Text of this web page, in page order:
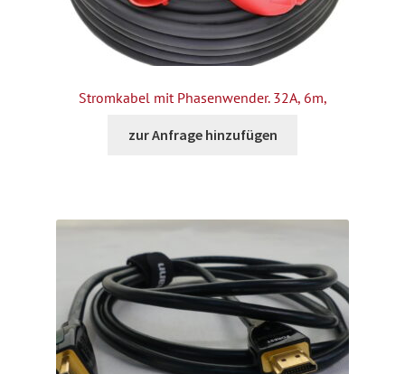
Stromkabel mit Phasenwender. 32A, 6m,
zur Anfrage hinzufügen